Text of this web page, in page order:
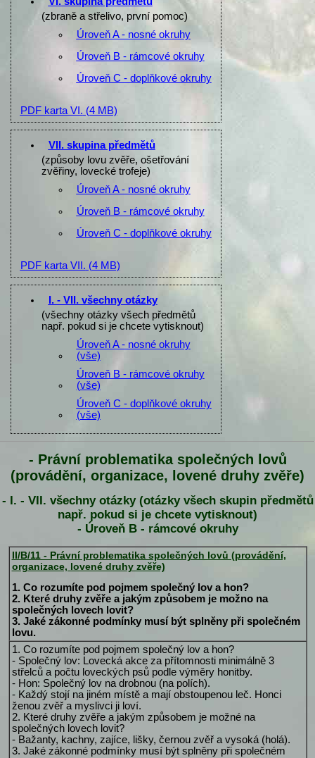
(zbraně a střelivo, první pomoc)
Úroveň A - nosné okruhy
Úroveň B - rámcové okruhy
Úroveň C - doplňkové okruhy
PDF karta VI. (4 MB)
VII. skupina předmětů
(způsoby lovu zvěře, ošetřování
zvěřiny, lovecké trofeje)
Úroveň A - nosné okruhy
Úroveň B - rámcové okruhy
Úroveň C - doplňkové okruhy
PDF karta VII. (4 MB)
I. - VII. všechny otázky
(všechny otázky všech předmětů
např. pokud si je chcete vytisknout)
Úroveň A - nosné okruhy
(vše)
Úroveň B - rámcové okruhy
(vše)
Úroveň C - doplňkové okruhy
(vše)
- Právní problematika společných lovů
(provádění, organizace, lovené druhy zvěře)
- I. - VII. všechny otázky (otázky všech skupin předmětů
např. pokud si je chcete vytisknout)
- Úroveň B - rámcové okruhy
II/B/11 - Právní problematika společných lovů (provádění,
organizace, lovené druhy zvěře)
1. Co rozumíte pod pojmem společný lov a hon?
2. Které druhy zvěře a jakým způsobem je možno na
společných lovech lovit?
3. Jaké zákonné podmínky musí být splněny při společném
lovu.
1. Co rozumíte pod pojmem společný lov a hon?
- Společný lov: Lovecká akce za přítomnosti minimálně 3
střelců a počtu loveckých psů podle výměry honitby.
- Hon: Společný lov na drobnou (na polích).
- Každý stojí na jiném místě a mají obstoupenou leč. Honci
ženou zvěř a myslivci ji loví.
2. Které druhy zvěře a jakým způsobem je možné na
společných lovech lovit?
- Bažanty, kachny, zajíce, lišky, černou zvěř a vysoká (holá).
3. Jaké zákonné podmínky musí být splněny při společném